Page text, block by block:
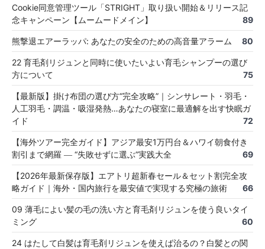
Cookie同意管理ツール「STRIGHT」取り扱い開始＆リリース記
念キャンペーン【ムームードメイン】
89
熊撃退エアーラッパ: あなたの安全のための高音量アラーム 80
22 育毛剤リジュンと同時に使いたいよい育毛シャンプーの選び
方について
75
【最新版】掛け布団の選び方“完全攻略”｜シンサレート・羽毛・
人工羽毛・調温・吸湿発熱…あなたの寝室に最適解を出す快眠ガ
イド
72
【海外ツアー完全ガイド】アジア最安1万円台＆ハワイ朝食付き
割引まで網羅 ― “失敗せずに選ぶ”実践大全
69
【2026年最新保存版】エアトリ超新春セール＆セット割完全攻
略ガイド｜海外・国内旅行を最安値で実現する究極の旅術
66
09 薄毛によい髪の毛の洗い方と育毛剤リジュンを使う良いタイ
ミング
60
24 はたして白髪は育毛剤リジュンを使えば治るの？白髪との関